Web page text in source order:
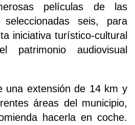
películas de las
seis, para
iniciativa turístico-cultural
patrimonio audiovisual
una extensión de 14 km y
áreas del municipio,
hacerla en coche.